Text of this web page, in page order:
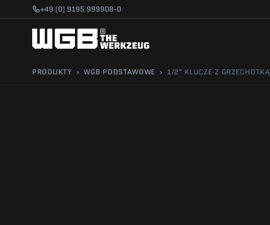
Przejdź do treści+49 (0) 9195 999908-0
PRODUKTY › WGB PODSTAWOWE › 1/2" KLUCZE Z GRZECHOTKĄ